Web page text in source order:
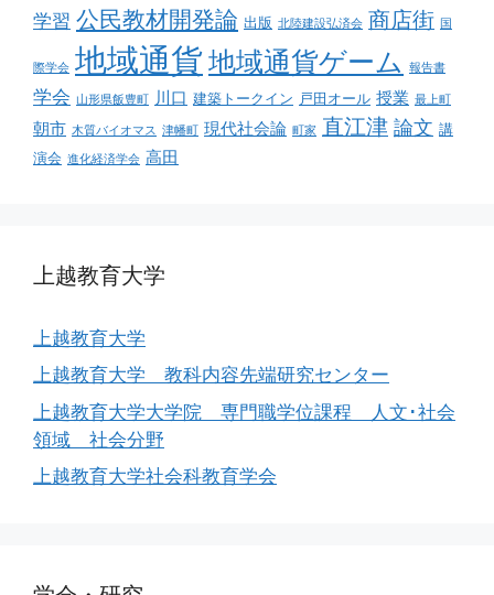
学習 公民教材開発論 出版 北陸建設弘済会 商店街 国
際学会 地域通貨地域通貨ゲーム 報告書
学会 山形県飯豊町 川口 建築トークイン 戸田オール 授業 最上町
朝市 木質バイオマス 津幡町 現代社会論 町家 直江津 論文 講
演会 進化経済学会 高田
上越教育大学
上越教育大学
上越教育大学 教科内容先端研究センター
上越教育大学大学院 専門職学位課程 人文･社会
領域 社会分野
上越教育大学社会科教育学会